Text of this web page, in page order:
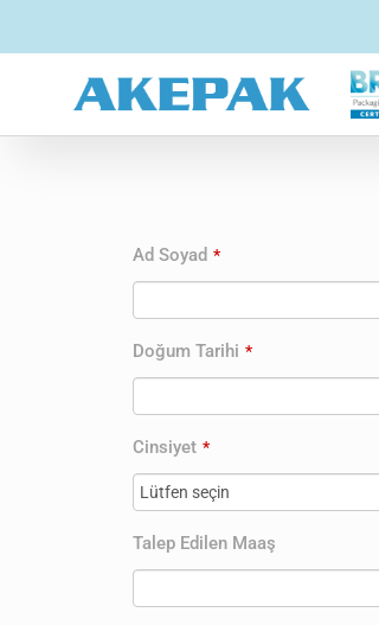
Ad Soyad *
Doğum Tarihi *
Cinsiyet *
Talep Edilen Maaş